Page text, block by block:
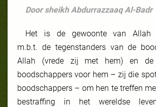
Door sheikh Abdurrazzaaq Al-Badr
Het is de gewoonte van Allah
m.b.t. de tegenstanders van de
Allah (vrede zij met hem) en de
boodschappers voor hem – zij die
boodschappers – om hen te treffen
bestraffing in het wereldse